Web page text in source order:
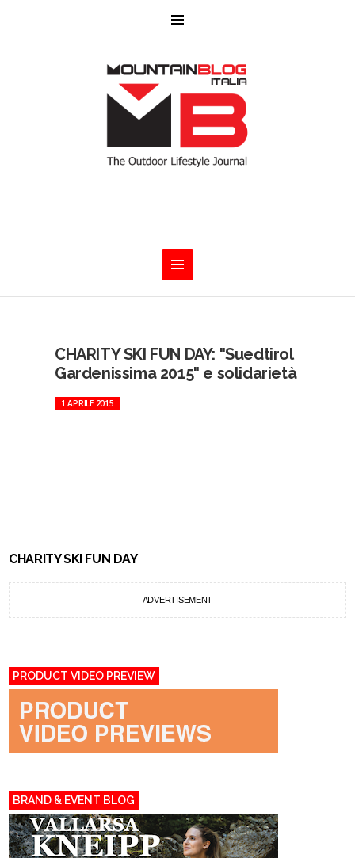
CHARITY SKI FUN DAY: "Suedtirol
Gardenissima 2015" e solidarietà
1 APRILE 2015
CHARITY SKI FUN DAY
ADVERTISEMENT
PRODUCT VIDEO PREVIEW
BRAND & EVENT BLOG